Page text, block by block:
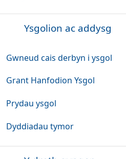
Ysgolion ac addysg
Gwneud cais derbyn i ysgol
Grant Hanfodion Ysgol
Prydau ysgol
Dyddiadau tymor